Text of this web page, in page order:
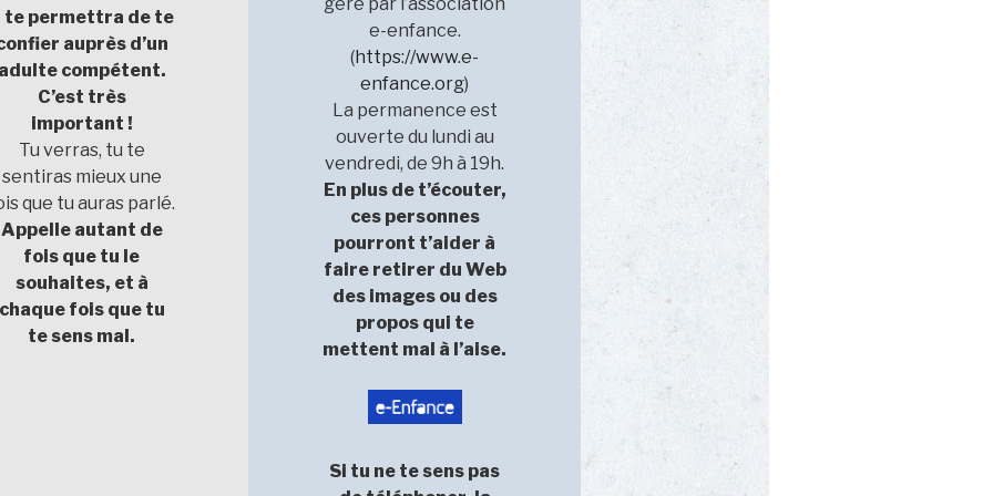
te permettra de te
auprès d’un
compétent.
C’est très
important !
Tu verras, tu te
sentiras mieux une
que tu auras parlé.
Appelle autant de
fois que tu le
souhaites, et à
fois que tu
te sens mal.
e-enfance.
(https://www.e-
enfance.org)
La permanence est
ouverte du lundi au
vendredi, de 9h à 19h.
En plus de t’écouter,
ces personnes
pourront t’aider à
faire retirer du Web
des images ou des
propos qui te
mettent mal à l’aise.
Si tu ne te sens pas